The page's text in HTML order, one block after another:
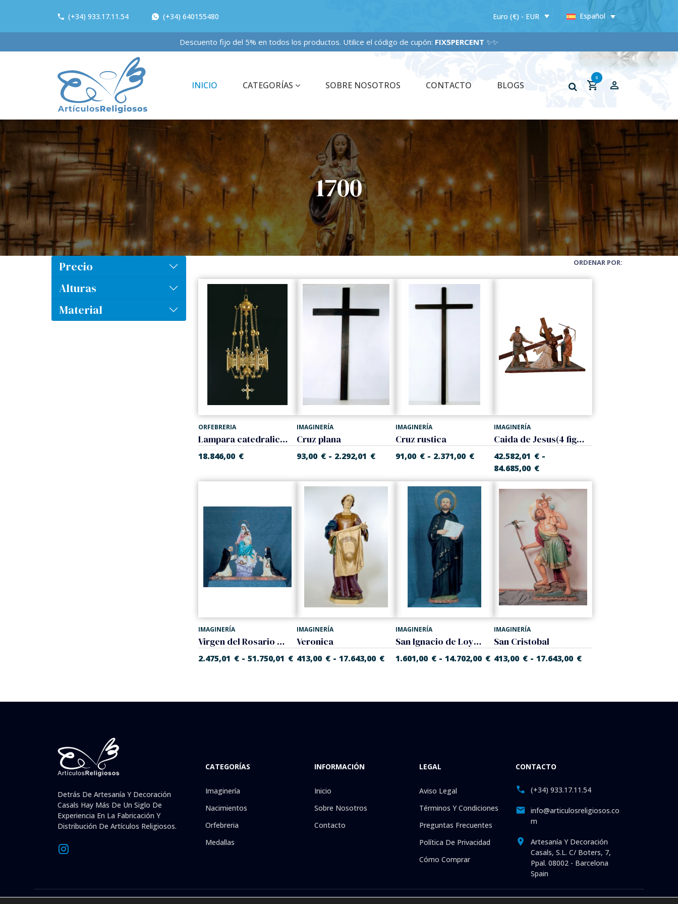
(+34) 933.17.11.54 (+34) 640155480 Euro (€) - EUR Español
Descuento fijo del 5% en todos los productos. Utilice el código de cupón:FIX5PERCENT✨✨
INICIO CATEGORÍAS SOBRE NOSOTROS CONTACTO BLOGS
0
1700
Precio
Alturas
Material
ORDENAR POR:
ORFEBRERIA
Lampara catedralicia de 1 cuerpo
18.846,00 €
IMAGINERÍA
Cruz plana
93,00 € - 2.292,01 €
IMAGINERÍA
Cruz rustica
91,00 €- 2.371,00 €
IMAGINERÍA
Caida de Jesus(4 figuras)
42.582,01 €-
84.685,00 €
IMAGINERÍA
Virgen del Rosario Grupo (4 figuras)
2.475,01 € - 51.750,01 €
IMAGINERÍA
Veronica
413,00 € -17.643,00 €
IMAGINERÍA
San Ignacio de Loyola
1.601,00 €- 14.702,00 €
IMAGINERÍA
San Cristobal
413,00 €- 17.643,00 €
Detrás De Artesanía Y Decoración
Casals Hay Más De Un Siglo De
Experiencia En La Fabricación Y
Distribución De Artículos Religiosos.
CATEGORÍAS
Imaginería
Nacimientos
Orfebreria
Medallas
INFORMACIÓN
Inicio
Sobre Nosotros
Contacto
LEGAL
Aviso Legal
Términos Y Condiciones
Preguntas Frecuentes
Política De Privacidad
Cómo Comprar
CONTACTO
(+34) 933.17.11.54
info@articulosreligiosos.co
m
Artesanía Y Decoración
Casals, S.L. C/ Boters, 7,
Ppal. 08002 - Barcelona
Spain